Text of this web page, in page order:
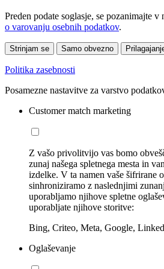
Preden podate soglasje, se pozanimajte v
o varovanju osebnih podatkov.
Strinjam se Samo obvezno
Politika zasebnosti
Posamezne nastavitve za varstvo
Customer match marketing
Z vašo privolitvijo vas bomo
zunaj našega spletnega mesta in
izdelke. V ta namen vaše šifrirane
sinhroniziramo z naslednjimi
uporabljamo njihove spletne
uporabljate njihove storitve:
Bing, Criteo, Meta, Google,
Oglaševanje